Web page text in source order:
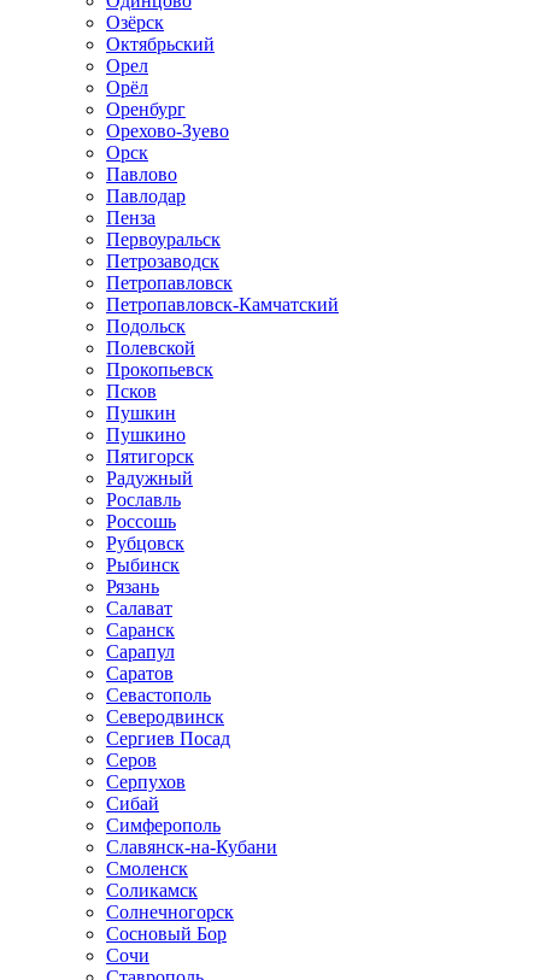
Озёрск
Октябрьский
Орел
Орёл
Оренбург
Орехово-Зуево
Орск
Павлово
Павлодар
Пенза
Первоуральск
Петрозаводск
Петропавловск
Петропавловск-Камчатский
Подольск
Полевской
Прокопьевск
Псков
Пушкин
Пушкино
Пятигорск
Радужный
Рославль
Россошь
Рубцовск
Рыбинск
Рязань
Салават
Саранск
Сарапул
Саратов
Севастополь
Северодвинск
Сергиев Посад
Серов
Серпухов
Сибай
Симферополь
Славянск-на-Кубани
Смоленск
Соликамск
Солнечногорск
Сосновый Бор
Сочи